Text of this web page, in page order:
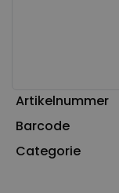
Artikelnummer
Barcode
Categorie